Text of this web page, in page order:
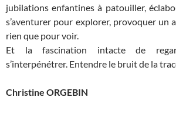
jubilations enfantines à patouiller,
s’aventurer pour explorer, provoquer un
rien que pour voir.
Et la fascination intacte de
s’interpénétrer. Entendre le bruit de la
Christine ORGEBIN